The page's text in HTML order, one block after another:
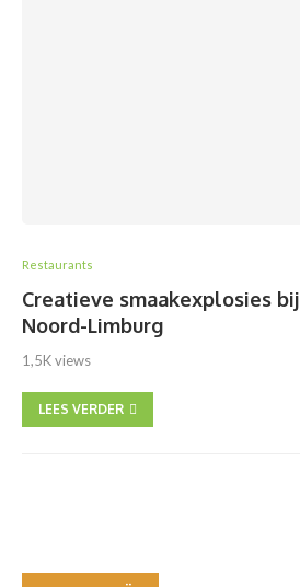
Restaurants
Creatieve smaakexplosies
Noord-Limburg
1,5K views
LEES VERDER